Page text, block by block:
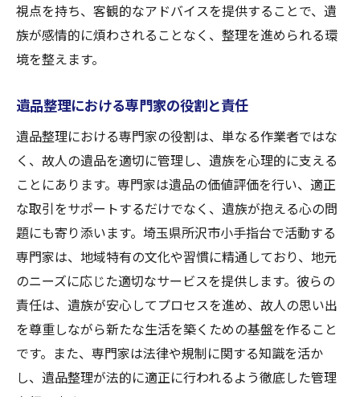
視点を持ち、客観的なアドバイスを提供することで、遺
族が感情的に煩わされることなく、整理を進められる環
境を整えます。
遺品整理における専門家の役割と責任
遺品整理における専門家の役割は、単なる作業者ではな
く、故人の遺品を適切に管理し、遺族を心理的に支える
ことにあります。専門家は遺品の価値評価を行い、適正
な取引をサポートするだけでなく、遺族が抱える心の問
題にも寄り添います。埼玉県所沢市小手指台で活動する
専門家は、地域特有の文化や習慣に精通しており、地元
のニーズに応じた適切なサービスを提供します。彼らの
責任は、遺族が安心してプロセスを進め、故人の思い出
を尊重しながら新たな生活を築くための基盤を作ること
です。また、専門家は法律や規制に関する知識を活か
し、遺品整理が法的に適正に行われるよう徹底した管理